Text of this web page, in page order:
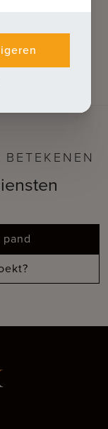
bezoek
mail naar